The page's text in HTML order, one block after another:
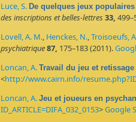
Luce, S. De quelques jeux
des inscriptions et belles-lettres 33,
Lovell, A. M., Henckes, N.,Troisoeufs,
psychiatrique87, 175–183 (2011).
Loncan, A. Travail du jeu et
<http://www.cairn.info/
Loncan, A. Jeu et joueurs en
ID_ARTICLE=DIFA_032_0153>Google